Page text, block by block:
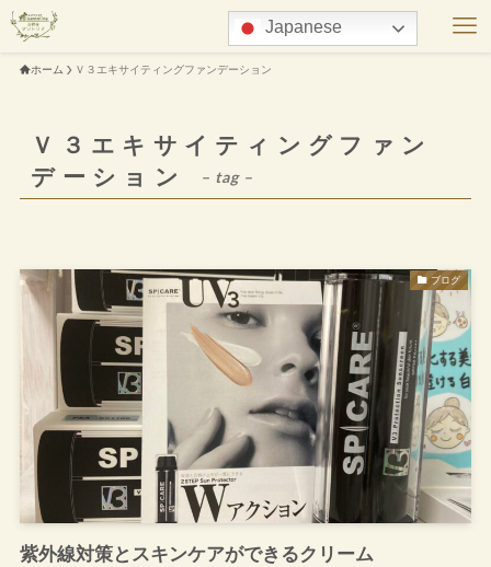
ホーム Ｖ３エキサイティングファンデーション
Ｖ３エキサイティングファン
デーション
– tag –
ブログ
紫外線対策とスキンケアができるクリーム
Japanese